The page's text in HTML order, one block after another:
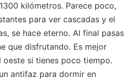
kilómetros. Parece poco,
para ver cascadas y el
se hace eterno. Al final pasas
que disfrutando. Es mejor
oeste si tienes poco tiempo.
antifaz para dormir en